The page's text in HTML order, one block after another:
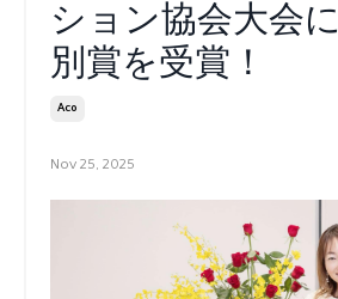
ション協会大会
別賞を受賞！
Aco
Nov 25, 2025